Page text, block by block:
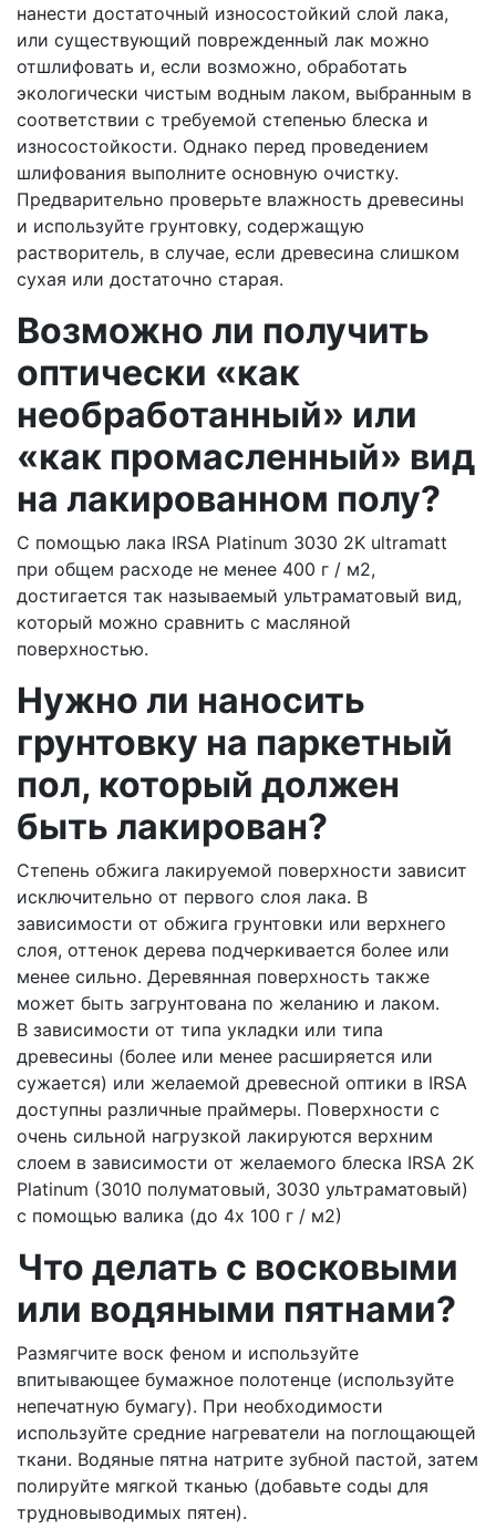
нанести достаточный износостойкий слой лака,
или существующий поврежденный лак можно
отшлифовать и, если возможно, обработать
экологически чистым водным лаком, выбранным в
соответствии с требуемой степенью блеска и
износостойкости. Однако перед проведением
шлифования выполните основную очистку.
Предварительно проверьте влажность древесины
и используйте грунтовку, содержащую
растворитель, в случае, если древесина слишком
сухая или достаточно старая.
Возможно ли получить
оптически «как
необработанный» или
«как промасленный» вид
на лакированном полу?
С помощью лака IRSA Platinum 3030 2K ultramatt
при общем расходе не менее 400 г / м2,
достигается так называемый ультраматовый вид,
который можно сравнить с масляной
поверхностью.
Нужно ли наносить
грунтовку на паркетный
пол, который должен
быть лакирован?
Степень обжига лакируемой поверхности зависит
исключительно от первого слоя лака. В
зависимости от обжига грунтовки или верхнего
слоя, оттенок дерева подчеркивается более или
менее сильно. Деревянная поверхность также
может быть загрунтована по желанию и лаком.
В зависимости от типа укладки или типа
древесины (более или менее расширяется или
сужается) или желаемой древесной оптики в IRSA
доступны различные праймеры. Поверхности с
очень сильной нагрузкой лакируются верхним
слоем в зависимости от желаемого блеска IRSA 2K
Platinum (3010 полуматовый, 3030 ультраматовый)
с помощью валика (до 4x 100 г / м2)
Что делать с восковыми
или водяными пятнами?
Размягчите воск феном и используйте
впитывающее бумажное полотенце (используйте
непечатную бумагу). При необходимости
используйте средние нагреватели на поглощающей
ткани. Водяные пятна натрите зубной пастой, затем
полируйте мягкой тканью (добавьте соды для
трудновыводимых пятен).